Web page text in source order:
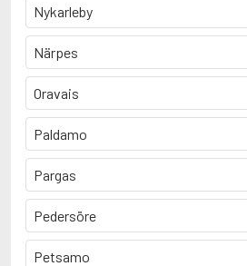
Nykarleby
Närpes
Oravais
Paldamo
Pargas
Pedersöre
Petsamo